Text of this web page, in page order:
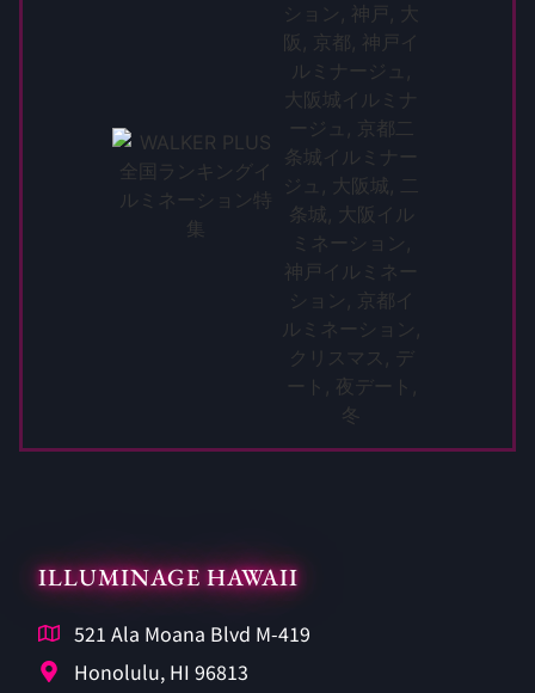
ILLUMINAGE HAWAII
521 Ala Moana Blvd M-419
Honolulu, HI 96813